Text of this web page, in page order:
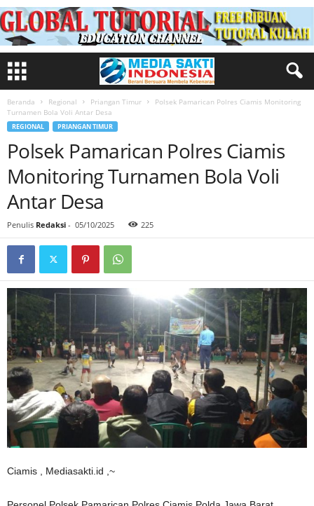
Beranda Regional Priangan Timur
Polsek Pamarican Polres Ciamis Monitoring
Turnamen Bola Voli Antar Desa
REGIONAL PRIANGAN TIMUR
Polsek Pamarican Polres Ciamis
Monitoring Turnamen Bola Voli
Antar Desa
Penulis Redaksi - 05/10/2025 225
Ciamis , Mediasakti.id ,~